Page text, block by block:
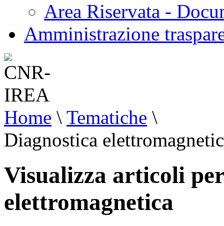
Area Riservata -
Amministrazione
Home \ Tematiche \
Diagnostica
Visualizza articoli
elettromagnetica